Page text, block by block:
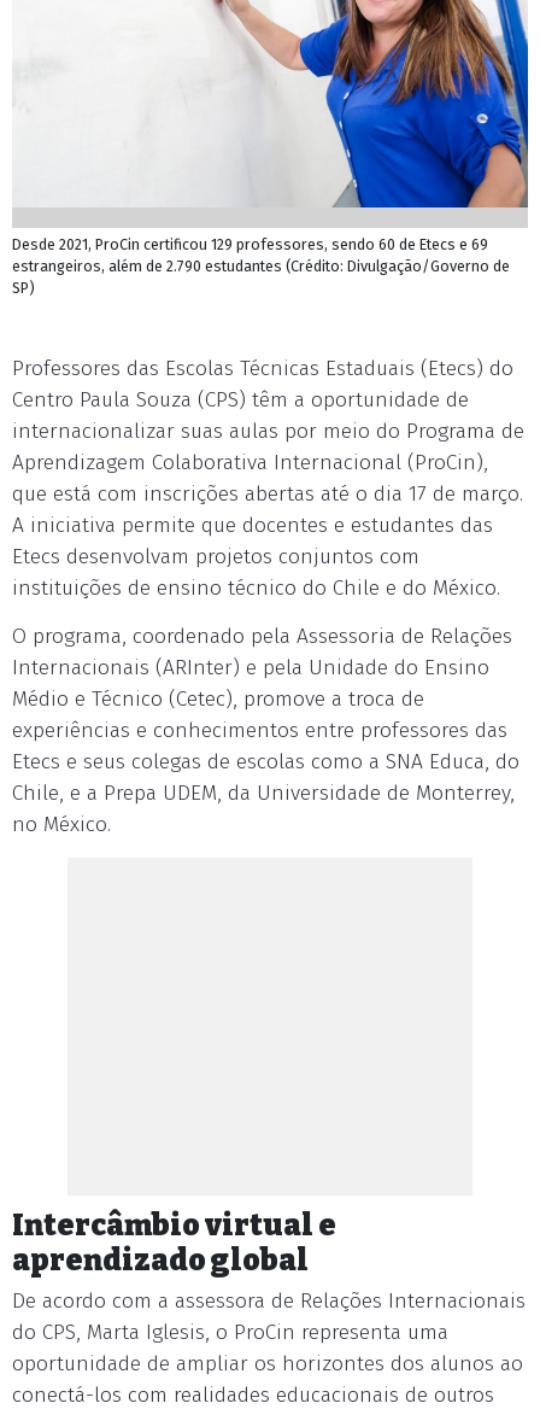
Desde 2021, ProCin certificou 129 professores, sendo 60 de Etecs e 69
estrangeiros, além de 2.790 estudantes (Crédito: Divulgação/Governo de
SP)
Professores das Escolas Técnicas Estaduais (Etecs) do
Centro Paula Souza (CPS) têm a oportunidade de
internacionalizar suas aulas por meio do Programa de
Aprendizagem Colaborativa Internacional (ProCin),
que está com inscrições abertas até o dia 17 de março.
A iniciativa permite que docentes e estudantes das
Etecs desenvolvam projetos conjuntos com
instituições de ensino técnico do Chile e do México.
O programa, coordenado pela Assessoria de Relações
Internacionais (ARInter) e pela Unidade do Ensino
Médio e Técnico (Cetec), promove a troca de
experiências e conhecimentos entre professores das
Etecs e seus colegas de escolas como a SNA Educa, do
Chile, e a Prepa UDEM, da Universidade de Monterrey,
no México.
Intercâmbio virtual e
aprendizado global
De acordo com a assessora de Relações Internacionais
do CPS, Marta Iglesis, o ProCin representa uma
oportunidade de ampliar os horizontes dos alunos ao
conectá-los com realidades educacionais de outros